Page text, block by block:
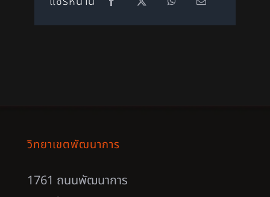
วิทยาเขตพัฒนาการ
1761 ถนนพัฒนาการ